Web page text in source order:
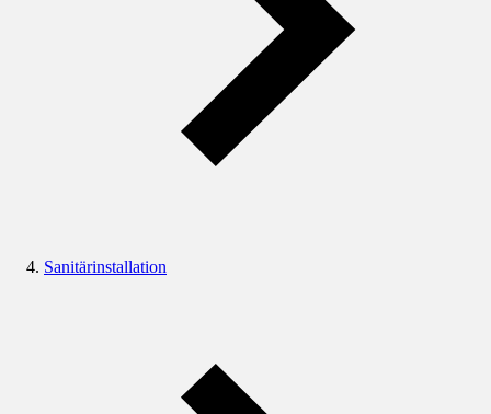
Sanitärinstallation